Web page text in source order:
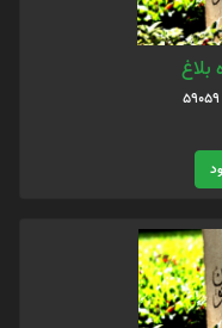
بلاغ